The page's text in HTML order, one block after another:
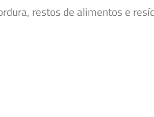
restos de alimentos e